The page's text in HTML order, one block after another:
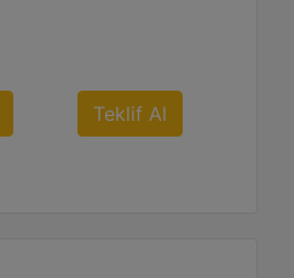
Teklif Al